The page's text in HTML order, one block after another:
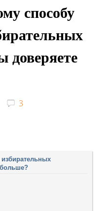
способу
доверяете
3